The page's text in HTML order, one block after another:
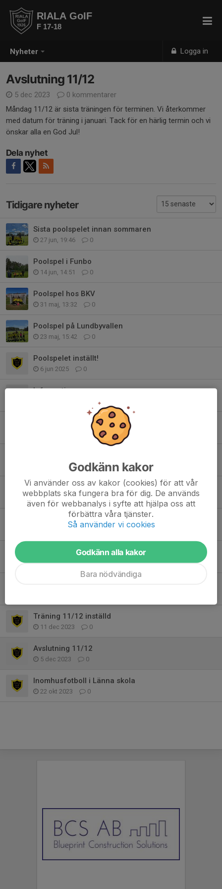
Nyheter Logga in
RIALA GoIF
F 17-18
Avslutning 11/12
5 dec 2023
0 kommentarer
Måndag 11/12 är sista träningen för terminen. Vi återkommer
med datum för träning i januari. Tack för en härlig termin och vi
önskar alla en God Jul!
Dela nyhet
Tidigare nyheter
Sista poolspelet innan sommaren
27 jun, 19:46 0
Poolspel i Funbo
14 jun, 14:51 0
Poolspel hos BKV
31 maj, 13:32 0
Poolspel på Lundbyvallen
23 maj, 15:42 0
Poolspelet inställt!
6 jun 2025 0
Information
0
7 dec 2024 0
Ingen träning på söndag
18 nov 2024 0
Träning inomhus
24 okt 2024 0
Sammandrag på Margretelunds IP
9 jun 2024 0
Träning 11/12 inställd
11 dec 2023 0
Avslutning 11/12
5 dec 2023 0
Inomhusfotboll i Länna skola
22 okt 2023 0
Godkänn kakor
Vi använder oss av kakor (cookies) för att vår
webbplats ska fungera bra för dig. De används
även för webbanalys i syfte att hjälpa oss att
förbättra våra tjänster.
Så använder vi cookies
Godkänn alla kakor
Bara nödvändiga